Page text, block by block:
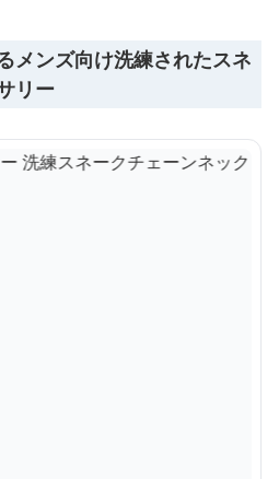
メンズ向け洗練されたスネ
リー